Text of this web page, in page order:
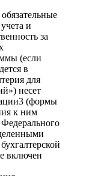
и
за
(если
в
для
несет
(формы
к ним
включен